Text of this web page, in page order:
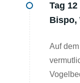
Tag 12
Bispo,
Auf